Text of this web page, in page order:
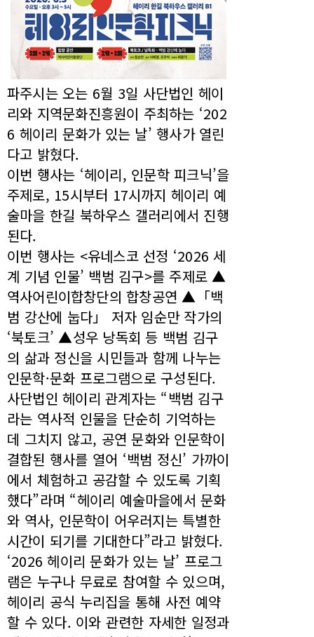
파주시는 오는 6월 3일 사단법인 헤이
리와 지역문화진흥원이 주최하는 ‘202
6 헤이리 문화가 있는 날’ 행사가 열린
다고 밝혔다.
이번 행사는 ‘헤이리, 인문학 피크닉’을
주제로, 15시부터 17시까지 헤이리 예
술마을 한길 북하우스 갤러리에서 진행
된다.
이번 행사는 <유네스코 선정 ‘2026 세
계 기념 인물’ 백범 김구>를 주제로 ▲
역사어린이합창단의 합창공연 ▲「백
범 강산에 눕다」 저자 임순만 작가의
‘북토크’ ▲성우 낭독회 등 백범 김구
의 삶과 정신을 시민들과 함께 나누는
인문학·문화 프로그램으로 구성된다.
사단법인 헤이리 관계자는 “백범 김구
라는 역사적 인물을 단순히 기억하는
데 그치지 않고, 공연 문화와 인문학이
결합된 행사를 열어 ‘백범 정신’ 가까이
에서 체험하고 공감할 수 있도록 기획
했다”라며 “헤이리 예술마을에서 문화
와 역사, 인문학이 어우러지는 특별한
시간이 되기를 기대한다”라고 밝혔다.
‘2026 헤이리 문화가 있는 날’ 프로그
램은 누구나 무료로 참여할 수 있으며,
헤이리 공식 누리집을 통해 사전 예약
할 수 있다. 이와 관련한 자세한 일정과